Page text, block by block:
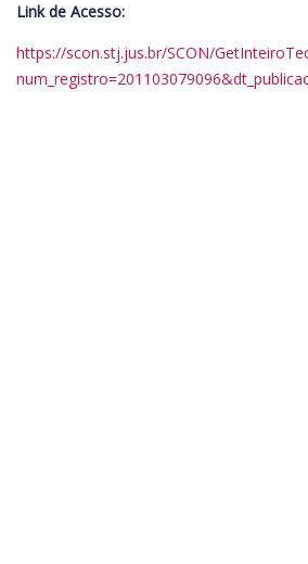
Link de Acesso:
https://scon.stj.jus.br/SCON/